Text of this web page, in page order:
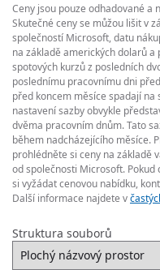
Ceny jsou pouze odhadované a
Skutečné ceny se můžou lišit v
společností Microsoft, datu
na základě amerických dolarů
spotových kurzů z posledních
poslednímu pracovnímu dni
před koncem měsíce spadají
nastavení sazby obvykle
dvěma pracovním dnům. Tato
během nadcházejícího měsíce.
prohlédněte si ceny na základě
od společnosti Microsoft.
si vyžádat cenovou nabídku,
Další informace najdete v
Struktura souborů